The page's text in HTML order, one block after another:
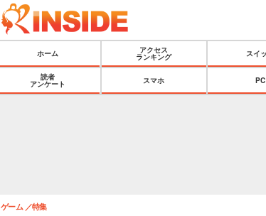
ホーム
アクセス
ランキング
スイ
読者
アンケート
スマホ PC
ゲーム 特集